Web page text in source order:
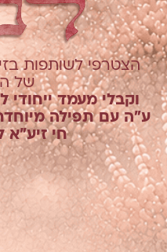
הצטרפי לשותפות
של
וקבלי מעמד ייחודי
ע"ה עם תפילה
חי זיע"א